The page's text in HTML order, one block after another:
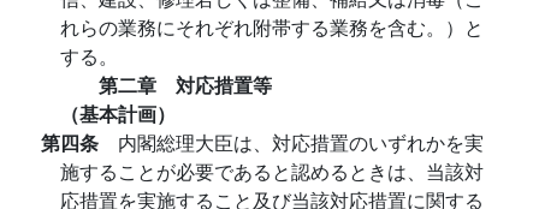
れらの業務にそれぞれ附帯する業務を含む。）と
する。
第二章 対応措置等
（基本計画）
第四条 内閣総理大臣は、対応措置のいずれかを実
施することが必要であると認めるときは、当該対
応措置を実施すること及び当該対応措置に関する